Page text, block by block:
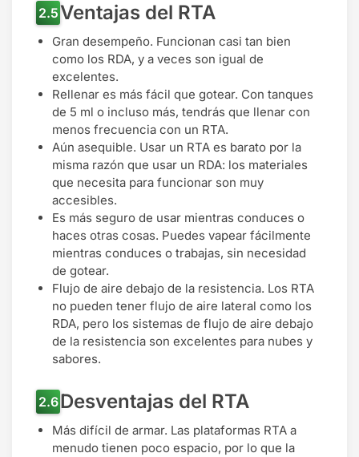
Ventajas del RTA
Gran desempeño. Funcionan casi tan bien
como los RDA, y a veces son igual de
excelentes.
Rellenar es más fácil que gotear. Con tanques
de 5 ml o incluso más, tendrás que llenar con
menos frecuencia con un RTA.
Aún asequible. Usar un RTA es barato por la
misma razón que usar un RDA: los materiales
que necesita para funcionar son muy
accesibles.
Es más seguro de usar mientras conduces o
haces otras cosas. Puedes vapear fácilmente
mientras conduces o trabajas, sin necesidad
de gotear.
Flujo de aire debajo de la resistencia. Los RTA
no pueden tener flujo de aire lateral como los
RDA, pero los sistemas de flujo de aire debajo
de la resistencia son excelentes para nubes y
sabores.
Desventajas del RTA
Más difícil de armar. Las plataformas RTA a
menudo tienen poco espacio, por lo que la